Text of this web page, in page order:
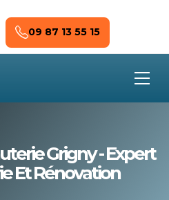
09 87 13 55 15
Grigny - Expert
Et Rénovation